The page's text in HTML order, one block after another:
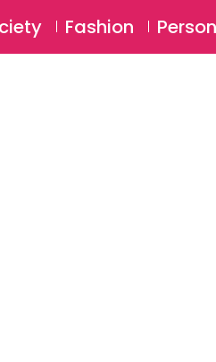
Login ⚲
Fashion